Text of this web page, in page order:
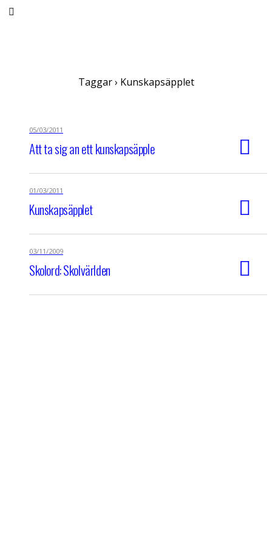
Taggar › Kunskapsäpplet
05/03/2011
Att ta sig an ett kunskapsäpple
01/03/2011
Kunskapsäpplet
03/11/2009
Skolord: Skolvärlden